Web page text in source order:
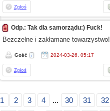
Zgłoś
Odp.: Tak dla samorządu:) Fuck!
Bezczelne i zakłamanetowarzystwo!
Gość 2024-03-26, 05:17
Zgłoś
1 2 3 4 ... 30 31 32